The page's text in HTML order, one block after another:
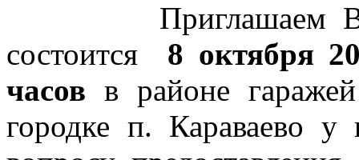
Приглашаем Вас
состоится 8 октября
часов в районе
городке п. Караваево